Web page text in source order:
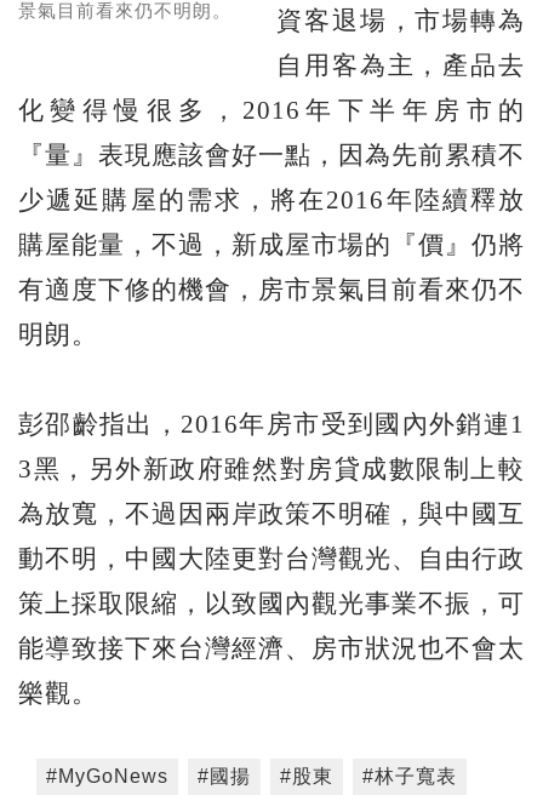
景氣目前看來仍不明朗。
資客退場，市場轉為
自用客為主，產品去
化變得慢很多，2016年下半年房市的
『量』表現應該會好一點，因為先前累積不
少遞延購屋的需求，將在2016年陸續釋放
購屋能量，不過，新成屋市場的『價』仍將
有適度下修的機會，房市景氣目前看來仍不
明朗。
彭邵齡指出，2016年房市受到國內外銷連1
3黑，另外新政府雖然對房貸成數限制上較
為放寬，不過因兩岸政策不明確，與中國互
動不明，中國大陸更對台灣觀光、自由行政
策上採取限縮，以致國內觀光事業不振，可
能導致接下來台灣經濟、房市狀況也不會太
樂觀。
#MyGoNews #國揚 #股東 #林子寬表